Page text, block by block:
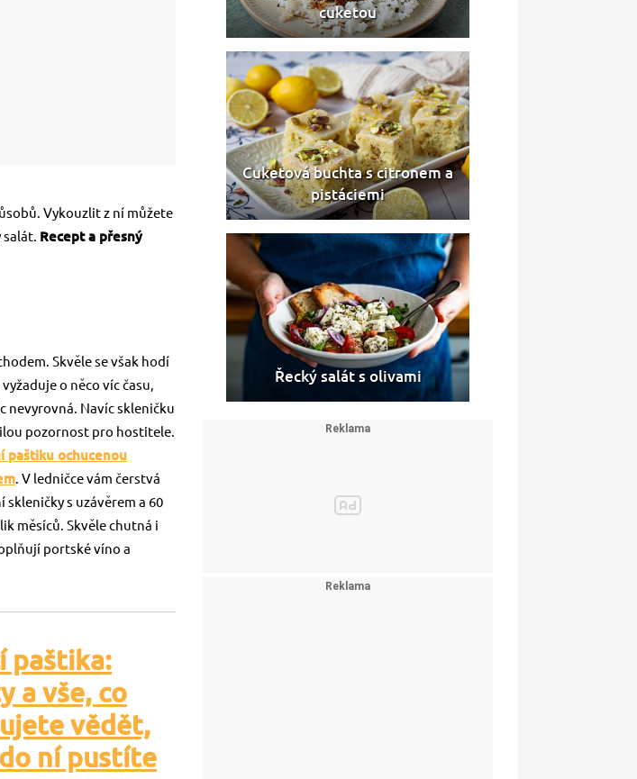
Vykouzlit z ní můžete
salát. Recept a přesný
Skvěle se však hodí
o něco víc času,
nevyrovná. Navíc skleničku
pozornost pro hostitele.
paštiku ochucenou
. V ledničce vám čerstvá
s uzávěrem a 60
měsíců. Skvěle chutná i
portské víno a
paštika:
a vše, co
vědět,
ní pustíte
cuketou
Cuketová buchta s citronem a
pistáciemi
Řecký salát s olivami